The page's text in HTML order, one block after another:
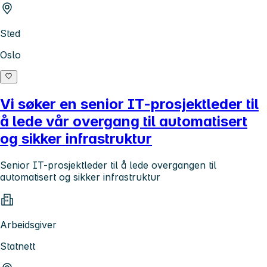
Sted
Oslo
Vi søker en senior IT-prosjektleder til
å lede vår overgang til automatisert
og sikker infrastruktur
Senior IT-prosjektleder til å lede overgangen til
automatisert og sikker infrastruktur
Arbeidsgiver
Statnett